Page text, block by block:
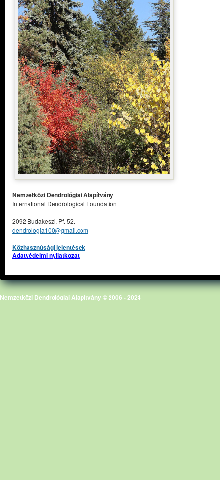
Nemzetközi Dendrológiai Alapítvány
International Dendrological Foundation
2092 Budakeszi, Pf. 52.
dendrologia100@gmail.com
Közhasznúsági jelentések
Adatvédelmi nyilatkozat
Nemzetközi Dendrológiai Alapítvány © 2006 - 2024